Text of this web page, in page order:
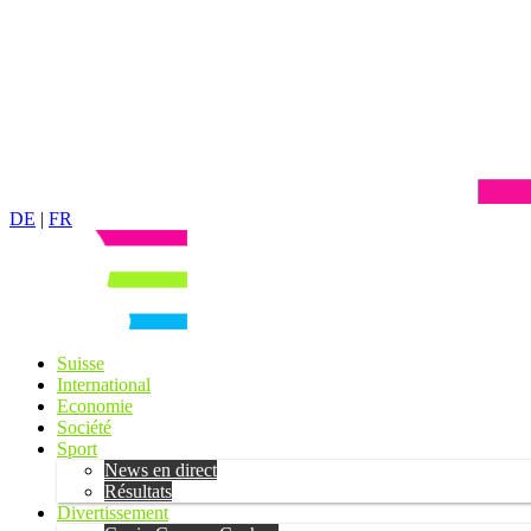
DE | FR
Suisse
International
Economie
Société
Sport
News en direct
Résultats
Divertissement